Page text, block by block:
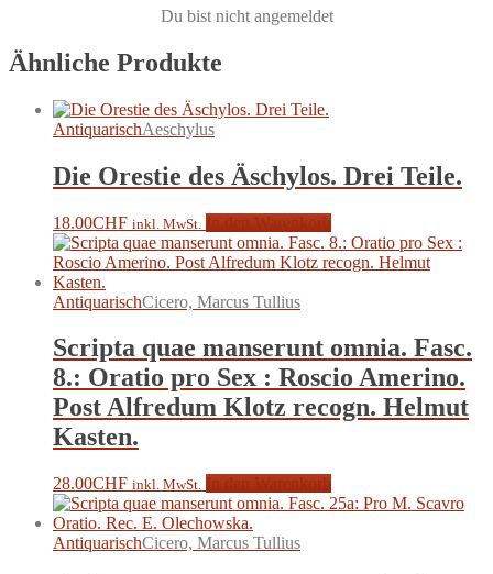
Du bist nicht angemeldet
Ähnliche Produkte
AntiquarischAeschylus
Die Orestie des Äschylos. Drei Teile.
18.00CHF inkl. MwSt.
AntiquarischCicero, Marcus Tullius
Scripta quae manserunt omnia. Fasc.
8.: Oratio pro Sex : Roscio Amerino.
Post Alfredum Klotz recogn. Helmut
Kasten.
28.00CHF inkl. MwSt.
AntiquarischCicero, Marcus Tullius